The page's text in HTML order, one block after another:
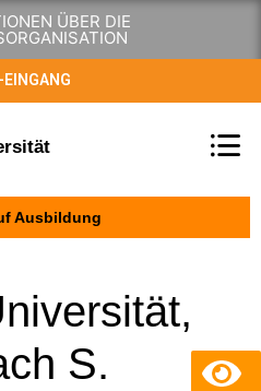
ÜBER DIE
EINGANG
Ausbildung
S.